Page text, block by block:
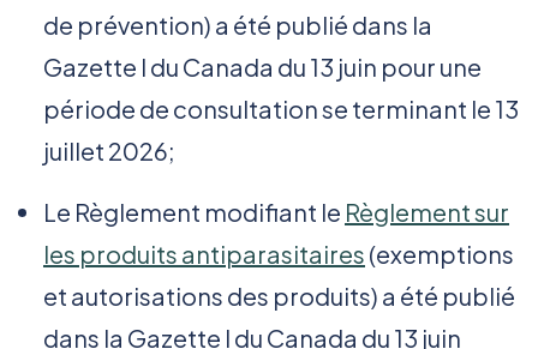
de prévention) a été publié dans la
Gazette I du Canada du 13 juin pour une
période de consultation se terminant le 13
juillet 2026;
Le Règlement modifiant le Règlement sur
les produits antiparasitaires (exemptions
et autorisations des produits) a été publié
dans la Gazette I du Canada du 13 juin